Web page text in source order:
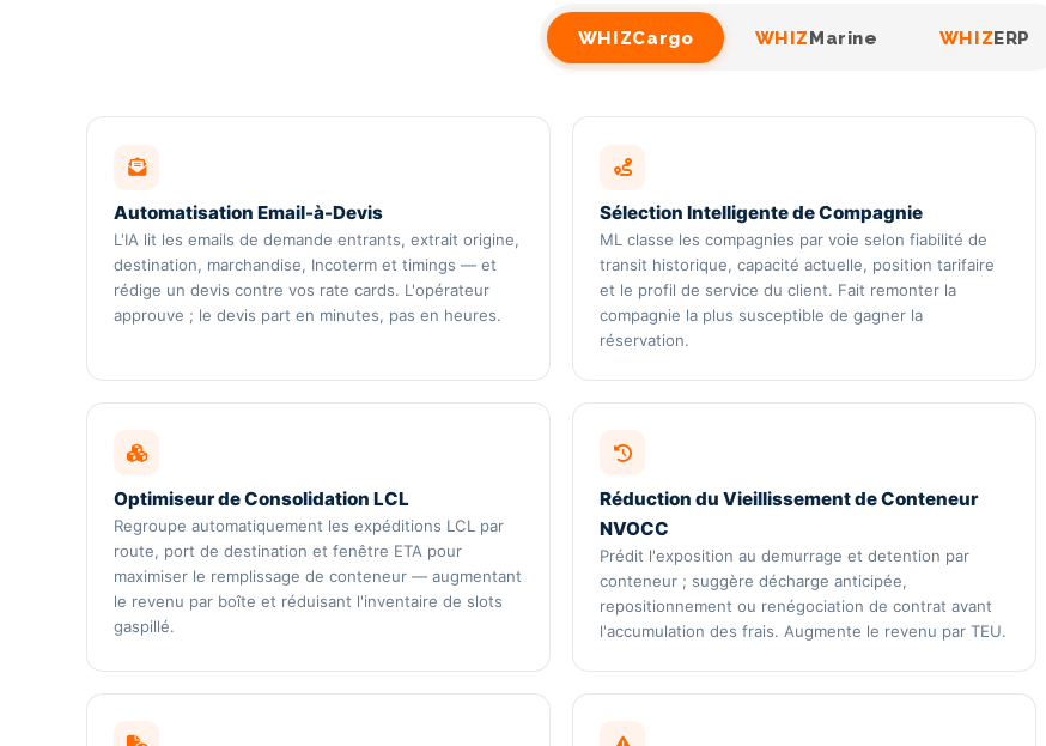
WHIZCargo WHIZMarine WHIZERP
Automatisation Email-à-Devis
L'IA lit les emails de demande entrants, extrait origine,
destination, marchandise, Incoterm et timings — et
rédige un devis contre vos rate cards. L'opérateur
approuve ; le devis part en minutes, pas en heures.
Sélection Intelligente de Compagnie
ML classe les compagnies par voie selon fiabilité de
transit historique, capacité actuelle, position tarifaire
et le profil de service du client. Fait remonter la
compagnie la plus susceptible de gagner la
réservation.
Optimiseur de Consolidation LCL
Regroupe automatiquement les expéditions LCL par
route, port de destination et fenêtre ETA pour
maximiser le remplissage de conteneur — augmentant
le revenu par boîte et réduisant l'inventaire de slots
gaspillé.
Réduction du Vieillissement de Conteneur
NVOCC
Prédit l'exposition au demurrage et detention par
conteneur ; suggère décharge anticipée,
repositionnement ou renégociation de contrat avant
l'accumulation des frais. Augmente le revenu par TEU.